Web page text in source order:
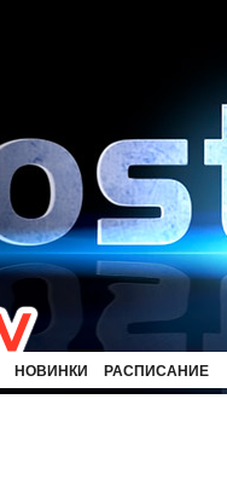
НОВИНКИ РАСПИСАНИЕ